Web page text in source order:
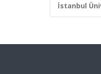
İstanbul